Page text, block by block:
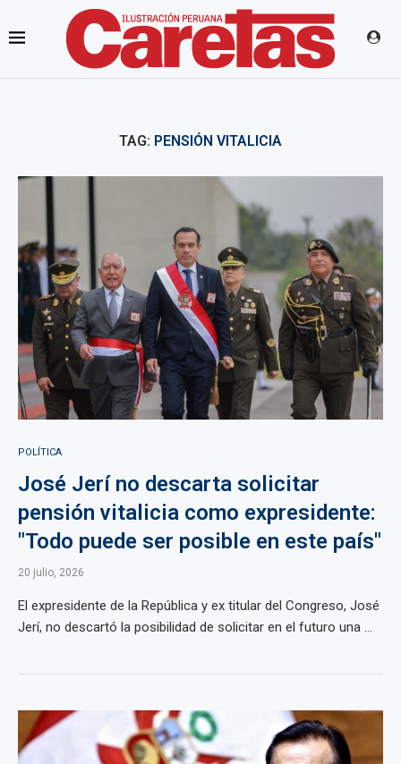
TAG: PENSIÓN VITALICIA
POLÍTICA
José Jerí no descarta solicitar
pensión vitalicia como expresidente:
"Todo puede ser posible en este país"
20 julio, 2026
El expresidente de la República y ex titular del Congreso, José
Jerí, no descartó la posibilidad de solicitar en el futuro una ...